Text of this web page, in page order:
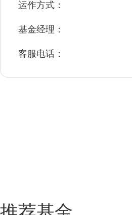
运作方式：
基金经理：
客服电话：